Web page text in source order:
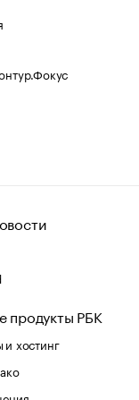
продукты РБК
хостинг